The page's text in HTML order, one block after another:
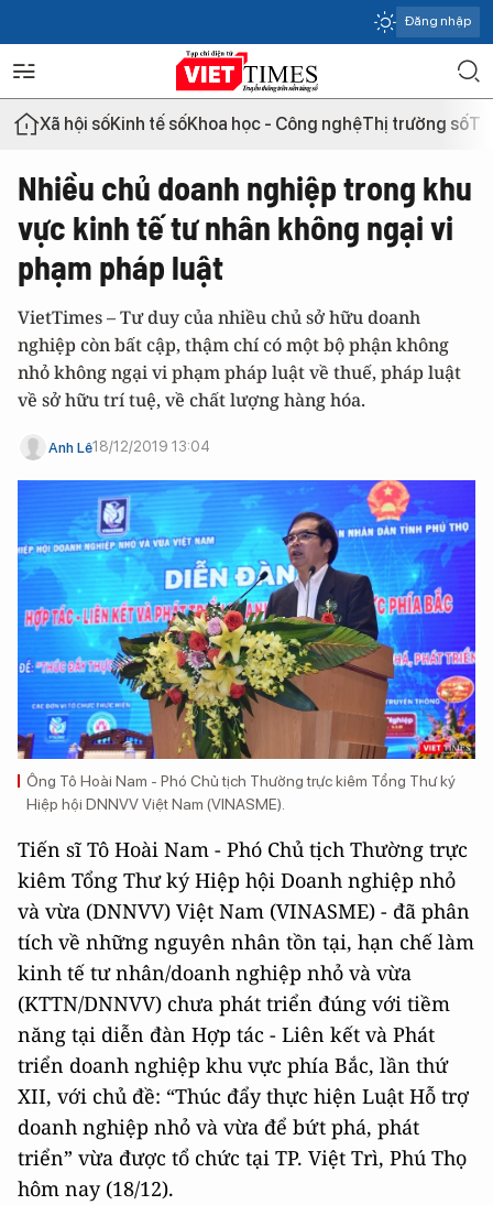
Đăng nhập
Xã hội sốKinh tế sốKhoa học - Công nghệThị trường số
Nhiều chủ doanh nghiệp trong khu
vực kinh tế tư nhân không ngại vi
phạm pháp luật
VietTimes – Tư duy của nhiều chủ sở hữu doanh
nghiệp còn bất cập, thậm chí có một bộ phận không
nhỏ không ngại vi phạm pháp luật về thuế, pháp luật
về sở hữu trí tuệ, về chất lượng hàng hóa.
Anh Lê18/12/2019 13:04
Ông Tô Hoài Nam - Phó Chủ tịch Thường trực kiêm Tổng Thư ký
Hiệp hội DNNVV Việt Nam (VINASME).
Tiến sĩ Tô Hoài Nam - Phó Chủ tịch Thường trực
kiêm Tổng Thư ký Hiệp hội Doanh nghiệp nhỏ
và vừa (DNNVV) Việt Nam (VINASME) - đã phân
tích về những nguyên nhân tồn tại, hạn chế làm
kinh tế tư nhân/doanh nghiệp nhỏ và vừa
(KTTN/DNNVV) chưa phát triển đúng với tiềm
năng tại diễn đàn Hợp tác - Liên kết và Phát
triển doanh nghiệp khu vực phía Bắc, lần thứ
XII, với chủ đề: “Thúc đẩy thực hiện Luật Hỗ trợ
doanh nghiệp nhỏ và vừa để bứt phá, phát
triển” vừa được tổ chức tại TP. Việt Trì, Phú Thọ
hôm nay (18/12).